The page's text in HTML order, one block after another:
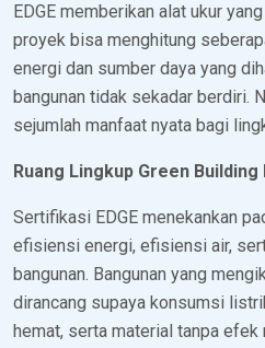
EDGE memberikan alat ukur
proyek bisa menghitung
energi dan sumber daya yang
bangunan tidak sekadar berdiri.
sejumlah manfaat nyata bagi
Ruang Lingkup Green Building
Sertifikasi EDGE menekankan
efisiensi energi, efisiensi air,
bangunan. Bangunan yang
dirancang supaya konsumsi
hemat, serta material tanpa efek